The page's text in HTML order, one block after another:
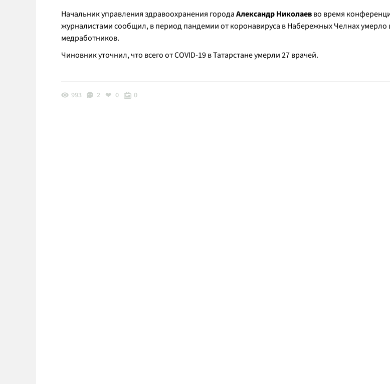
Начальник управления здравоохранения городаАлександр Николаевво время
журналистами сообщил, в период пандемии от коронавируса в Набережных Челнах умерло
медработников.
Чиновник уточнил, что всего от COVID-19 в Татарстане умерли 27 врачей.
993 2 0 0